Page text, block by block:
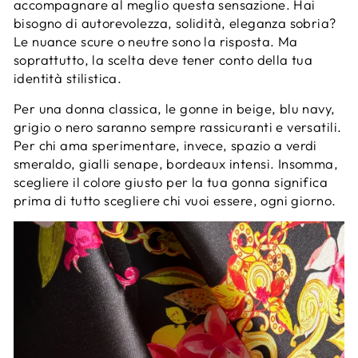
accompagnare al meglio questa sensazione. Hai
bisogno di autorevolezza, solidità, eleganza sobria?
Le nuance scure o neutre sono la risposta. Ma
soprattutto, la scelta deve tener conto della tua
identità stilistica.
Per una donna classica, le gonne in beige, blu navy,
grigio o nero saranno sempre rassicuranti e versatili.
Per chi ama sperimentare, invece, spazio a verdi
smeraldo, gialli senape, bordeaux intensi. Insomma,
scegliere il colore giusto per la tua gonna significa
prima di tutto scegliere chi vuoi essere, ogni giorno.